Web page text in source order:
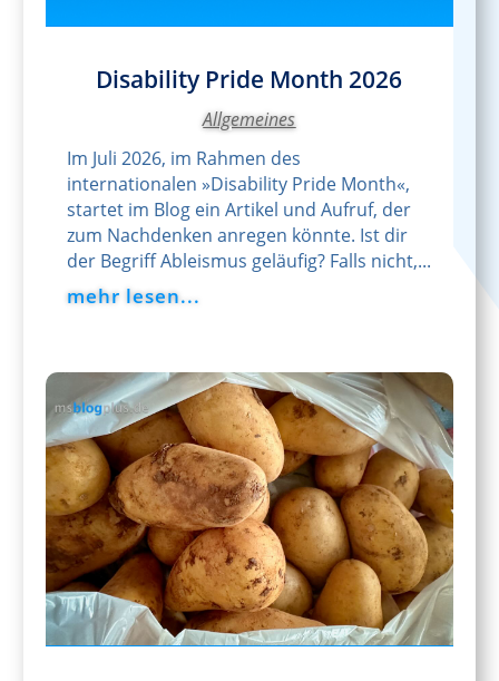
Disability Pride Month 2026
Allgemeines
Im Juli 2026, im Rahmen des
internationalen »Disability Pride Month«,
startet im Blog ein Artikel und Aufruf, der
zum Nachdenken anregen könnte. Ist dir
der Begriff Ableismus geläufig? Falls nicht,...
mehr lesen...